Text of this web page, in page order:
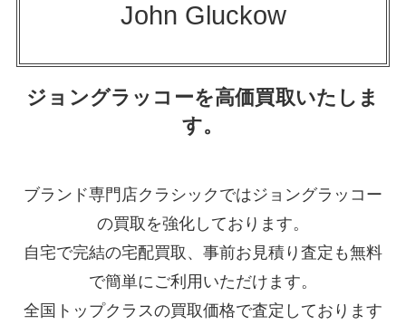
John Gluckow
ジョングラッコーを高価買取いたしま
す。
ブランド専門店クラシックではジョングラッコー
の買取を強化しております。
自宅で完結の宅配買取、事前お見積り査定も無料
で簡単にご利用いただけます。
全国トップクラスの買取価格で査定しております